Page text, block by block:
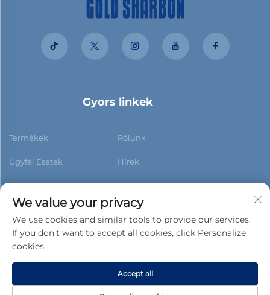
Gyors linkek
Termékek Rólunk
Ügyfél Esetek Hírek
Kapcsolat Blog
Copyright © 2026 Foshan Xiaobao New Building Materials
We value your privacy
We use cookies and similar tools to provide our services.
If you don't want to accept all cookies, click Personalize
cookies.
Accept all